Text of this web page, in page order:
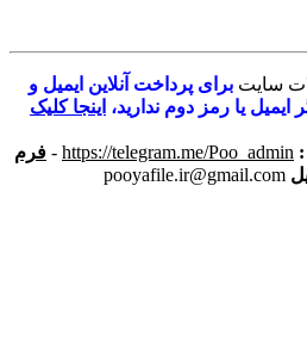
سایت برای پرداخت آنلاین ایمیل و
یا رمز دوم ندارید، اینجا کلیک
:
https://telegram.me/Poo_admin
- فرم
pooyafile.ir@gmail.com